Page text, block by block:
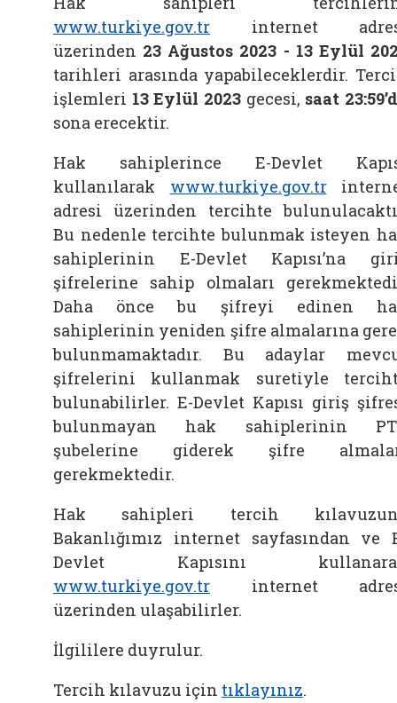
www.turkiye.gov.tr internet
üzerinden 23 Ağustos 2023 - 13 Eylül
tarihleri arasında yapabileceklerdir.
işlemleri 13 Eylül 2023 gecesi, saat
sona erecektir.
Hak sahiplerince E-Devlet
kullanılarak www.turkiye.gov.tr
adresi üzerinden tercihte
Bu nedenle tercihte bulunmak isteyen
sahiplerinin E-Devlet Kapısı’na
şifrelerine sahip olmaları
Daha önce bu şifreyi edinen
sahiplerinin yeniden şifre almalarına
bulunmamaktadır. Bu adaylar
şifrelerini kullanmak suretiyle
bulunabilirler. E-Devlet Kapısı giriş
bulunmayan hak sahiplerinin
şubelerine giderek şifre
gerekmektedir.
Hak sahipleri tercih
Bakanlığımız internet sayfasından ve
Devlet Kapısını
www.turkiye.gov.tr internet
üzerinden ulaşabilirler.
İlgililere duyrulur.
Tercih kılavuzu için tıklayınız.